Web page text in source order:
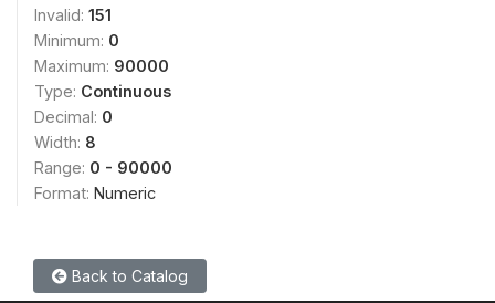
Invalid: 151
Minimum: 0
Maximum: 90000
Type: Continuous
Decimal: 0
Width: 8
Range: 0 - 90000
Format: Numeric
Back to Catalog